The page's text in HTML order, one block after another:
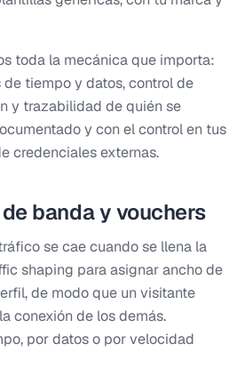
toda la mecánica que importa:
tiempo y datos, control de
y trazabilidad de quién se
y con el control en tus
credenciales externas.
banda y vouchers
se cae cuando se llena la
shaping para asignar ancho de
de modo que un visitante
conexión de los demás.
por datos o por velocidad